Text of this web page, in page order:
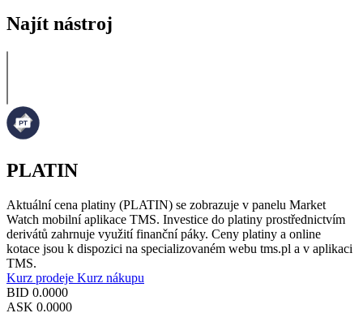
Najít nástroj
PLATIN
Aktuální cena platiny (PLATIN) se zobrazuje v panelu Market
Watch mobilní aplikace TMS. Investice do platiny prostřednictvím
derivátů zahrnuje využití finanční páky. Ceny platiny a online
kotace jsou k dispozici na specializovaném webu tms.pl a v aplikaci
TMS.
Kurz prodeje Kurz nákupu
BID 0.0000
ASK 0.0000